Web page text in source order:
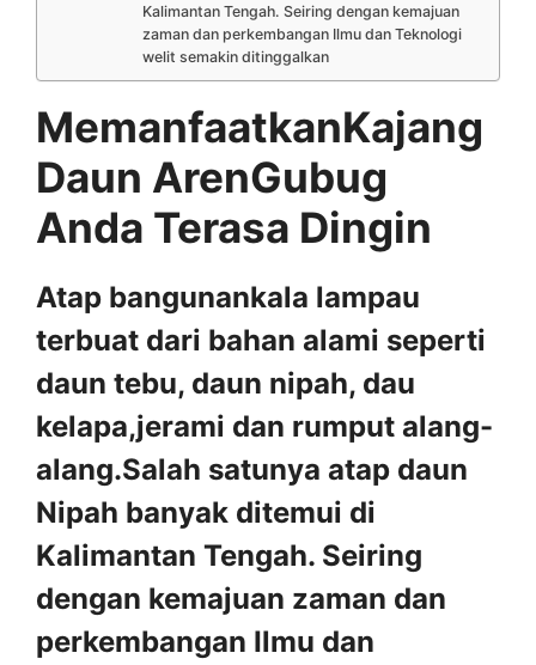
Kalimantan Tengah. Seiring dengan kemajuan
zaman dan perkembangan Ilmu dan Teknologi
welit semakin ditinggalkan
MemanfaatkanKajang
Daun ArenGubug
Anda Terasa Dingin
Atap bangunankala lampau
terbuat dari bahan alami seperti
daun tebu, daun nipah, dau
kelapa,jerami dan rumput alang-
alang.Salah satunya atap daun
Nipah banyak ditemui di
Kalimantan Tengah. Seiring
dengan kemajuan zaman dan
perkembangan Ilmu dan